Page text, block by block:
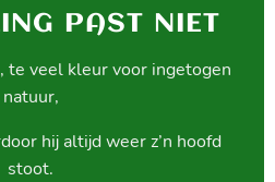
PAST NIET
te veel kleur voor ingetogen
natuur,
hij altijd weer z’n hoofd
stoot.